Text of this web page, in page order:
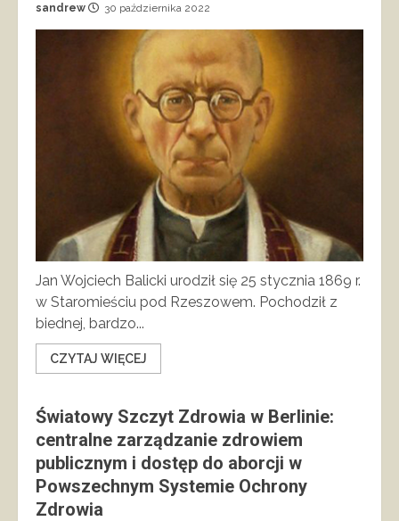
sandrew 30 października 2022
Jan Wojciech Balicki urodził się 25 stycznia 1869 r.
w Staromieściu pod Rzeszowem. Pochodził z
biednej, bardzo...
CZYTAJ WIĘCEJ
Światowy Szczyt Zdrowia w Berlinie:
centralne zarządzanie zdrowiem
publicznym i dostęp do aborcji w
Powszechnym Systemie Ochrony
Zdrowia